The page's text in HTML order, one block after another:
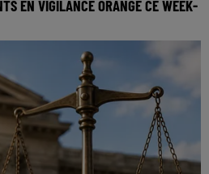
EN VIGILANCE ORANGE CE WEEK-